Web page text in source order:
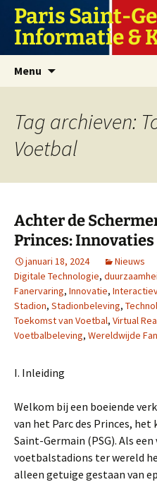
naar
inhoud
Paris Saint-
Informatie &
Menu
Tag archieven:
Voetbal
Achter de
Princes:
januari 18, 2024 Nieuws
Digitale Technologie,
Fanervaring, Innovatie,
Stadion, Stadionbeleving,
Toekomst van Voetbal, Virtual
Voetbalbeleving, Wereldwijde
I. Inleiding
Welkom bij een boeiende
van het Parc des Princes,
Saint-Germain (PSG). Als
voetbalstadions ter wereld
alleen getuige gestaan van